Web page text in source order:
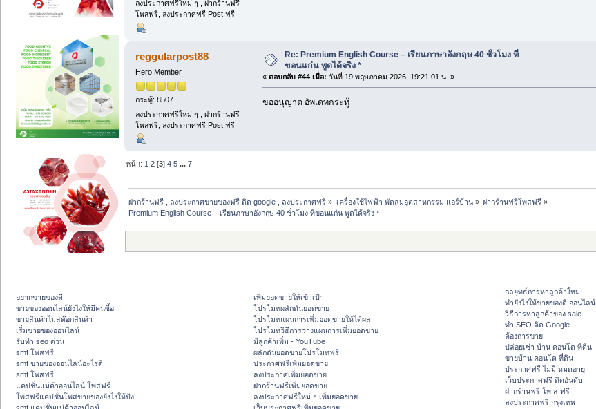
ลงประกาศฟรีใหม่ ๆ , ฝากร้านฟรี
โพสฟรี, ลงประกาศฟรี Post ฟรี
reggularpost88
Hero Member
กระทู้: 8507
ลงประกาศฟรีใหม่ ๆ , ฝากร้านฟรี
โพสฟรี, ลงประกาศฟรี Post ฟรี
Re: Premium English Course – เรียนภาษาอังกฤษ 40 ชั่วโมง ที่
ขอนแก่น พูดได้จริง *
« ตอบกลับ #44 เมื่อ: วันที่ 19 พฤษภาคม 2026, 19:21:01 น. »
ขออนุญาต อัพเดทกระทู้
หน้า: 1 2 [3]4 5 ...7
ฝากร้านฟรี , ลงประกาศขายของฟรี ติด google , ลงประกาศฟรี » เครื่องใช้ไฟฟ้า พัดลมอุตสาหกรรม แอร์บ้าน» ฝากร้านฟรีโพสฟรี»
Premium English Course – เรียนภาษาอังกฤษ 40 ชั่วโมง ที่ขอนแก่น พูดได้จริง *
อยากขายของดี
ขายของออนไลน์ยังไงให้มีคนซื้อ
ขายสินค้าไม่สต๊อกสินค้า
เริ่มขายของออนไลน์
รับทำ seo ด่วน
smf โพสฟรี
smf ขายของออนไลน์อะไรดี
smf โพสฟรี
แคปชั่นแม่ค้าออนไลน์ โพสฟรี
โพสฟรีแคปชั่นโพสขายของยังไงให้ปัง
เพิ่มยอดขายให้เข้าเป้า
โปรโมทผลักดันยอดขาย
โปรโมทแผนการเพิ่มยอดขายให้ได้ผล
โปรโมทวิธีการวางแผนการเพิ่มยอดขาย
มีลูกค้าเพิ่ม - YouTube
ผลักดันยอดขายโปรโมทฟรี
ประกาศฟรีเพิ่มยอดขาย
ลงประกาศเพิ่มยอดขาย
ฝากร้านฟรีเพิ่มยอดขาย
ลงประกาศฟรีใหม่ ๆ เพิ่มยอดขาย
กลยุทธ์การหาลูกค้าใหม่
ทํายังไงให้ขายของดี ออนไลน์
วิธีการหาลูกค้าของ sale
ทำ SEO ติด Google
ต้องการขาย
ปล่อยเช่า บ้าน คอนโด ที่ดิน
ขายบ้าน คอนโด ที่ดิน
ประกาศฟรี ไม่มี หมดอายุ
เว็บประกาศฟรี ติดอันดับ
ฝากร้านฟรี โพ ส ฟรี
ลงประกาศฟรี กรุงเทพ